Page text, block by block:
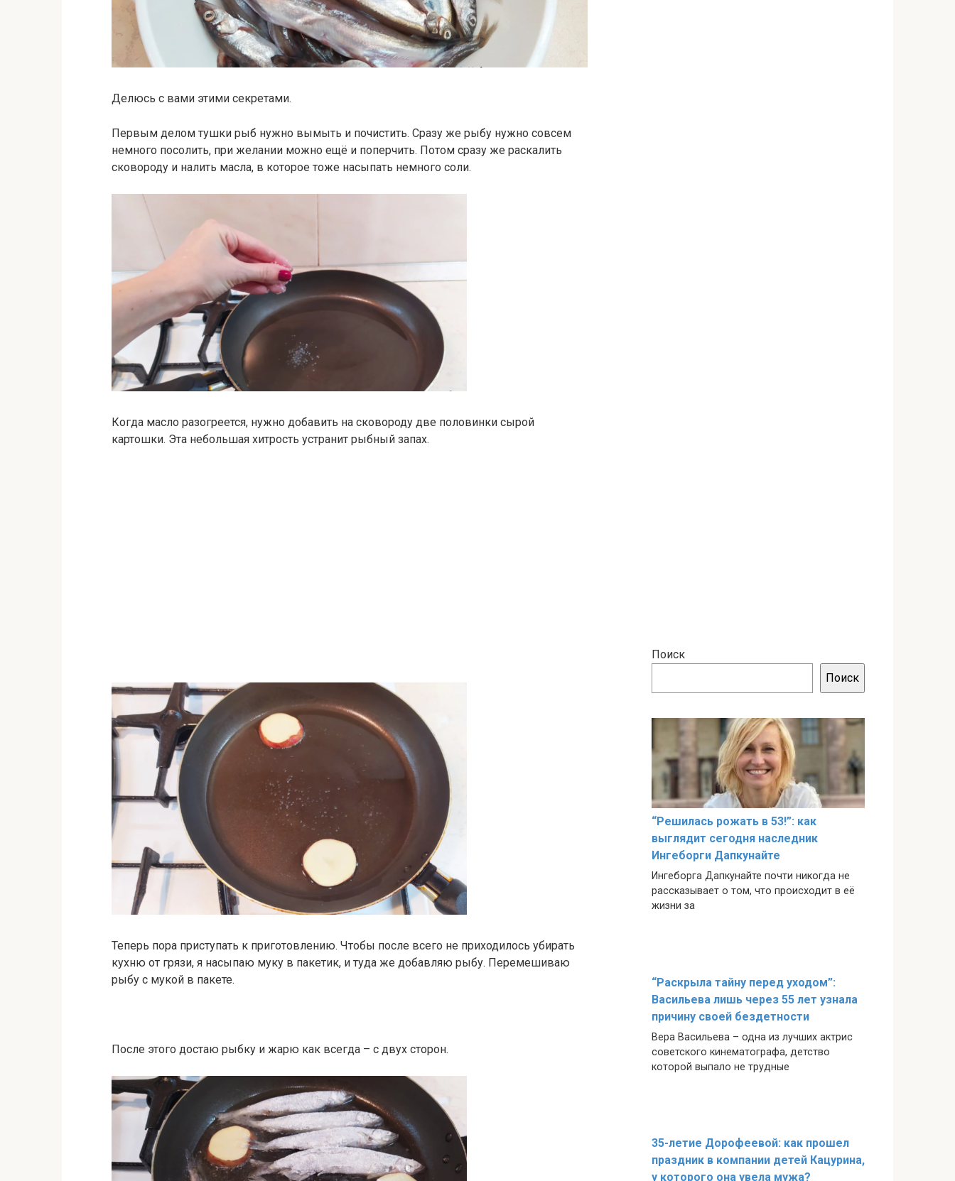
Делюсь с вами этими секретами.
Первым делом тушки рыб нужно вымыть и почистить. Сразу же рыбу нужно совсем
немного посолить, при желании можно ещё и поперчить. Потом сразу же раскалить
сковороду и налить масла, в которое тоже насыпать немного соли.
Когда масло разогреется, нужно добавить на сковороду две половинки сырой
картошки. Эта небольшая хитрость устранит рыбный запах.
Теперь пора приступать к приготовлению. Чтобы после всего не приходилось убирать
кухню от грязи, я насыпаю муку в пакетик, и туда же добавляю рыбу. Перемешиваю
рыбу с мукой в пакете.
После этого достаю рыбку и жарю как всегда – с двух сторон.
Поиск
Поиск
“Решилась рожать в 53!”: как
выглядит сегодня наследник
Ингеборги Дапкунайте
Ингеборга Дапкунайте почти никогда не
рассказывает о том, что происходит в её
жизни за
“Раскрыла тайну перед уходом”:
Васильева лишь через 55 лет узнала
причину своей бездетности
Вера Васильева – одна из лучших актрис
советского кинематографа, детство
которой выпало не трудные
35-летие Дорофеевой: как прошел
праздник в компании детей Кацурина,
у которого она увела мужа?